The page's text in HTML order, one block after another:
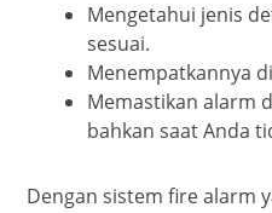
Mengetahui jenis
sesuai.
Menempatkannya
Memastikan alarm
bahkan saat Anda
Dengan sistem fire alarm